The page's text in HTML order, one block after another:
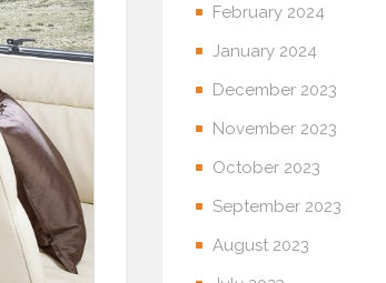
February 2024
January 2024
December 2023
November 2023
October 2023
September 2023
August 2023